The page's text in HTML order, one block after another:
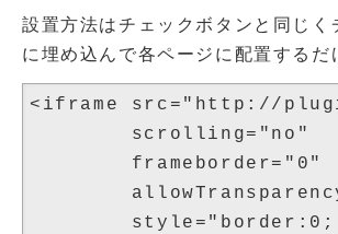
設置方法はチェックボタンと同じ
に埋め込んで各ページに配置するだ
<iframe src="http://
        scrolling="no"
        frameborder="0"